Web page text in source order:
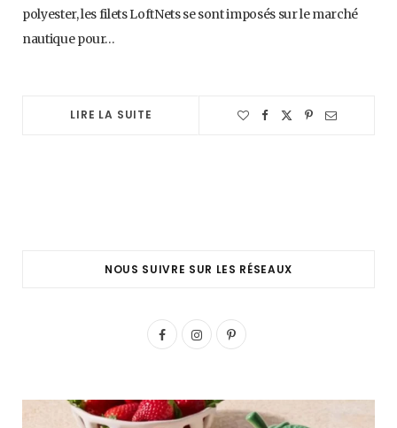
polyester, les filets LoftNets se sont imposés sur le marché
nautique pour…
LIRE LA SUITE
NOUS SUIVRE SUR LES RÉSEAUX
F
e
I
t
P
t